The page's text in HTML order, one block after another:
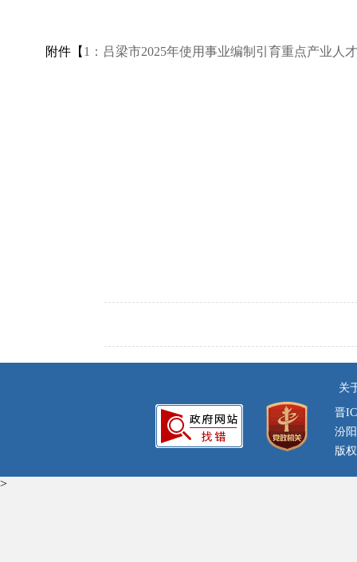
附件【 1：吕梁市2025年使用事业编制引育重点产业人
关
晋
汾
版
>